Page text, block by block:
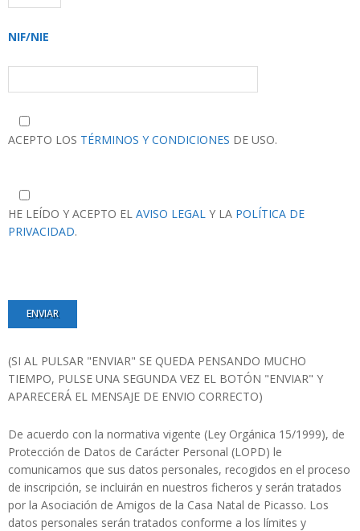
NIF/NIE
ACEPTO LOS TÉRMINOS Y CONDICIONES DE USO.
HE LEÍDO Y ACEPTO EL AVISO LEGAL Y LA POLÍTICA DE
PRIVACIDAD.
(SI AL PULSAR "ENVIAR" SE QUEDA PENSANDO MUCHO
TIEMPO, PULSE UNA SEGUNDA VEZ EL BOTÓN "ENVIAR" Y
APARECERÁ EL MENSAJE DE ENVIO CORRECTO)
De acuerdo con la normativa vigente (Ley Orgánica 15/1999), de
Protección de Datos de Carácter Personal (LOPD) le
comunicamos que sus datos personales, recogidos en el proceso
de inscripción, se incluirán en nuestros ficheros y serán tratados
por la Asociación de Amigos de la Casa Natal de Picasso. Los
datos personales serán tratados conforme a los límites y